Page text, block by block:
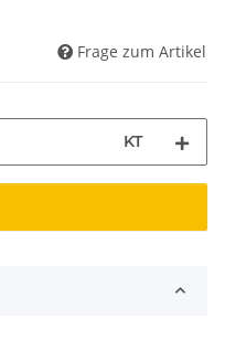
Frage zum Artikel
KT